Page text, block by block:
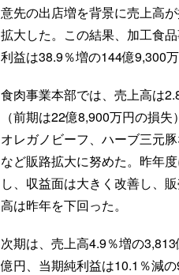
意先の出店増を背景に売上高
拡大した。この結果、加工食
利益は38.9％増の144億9,300万
食肉事業本部では、売上高は
（前期は22億8,900万円の損
オレガノビーフ、ハーブ三元
など販路拡大に努めた。昨年
し、収益面は大きく改善し、
高は昨年を下回った。
次期は、売上高4.9％増の
億円、当期純利益は10.1％減の